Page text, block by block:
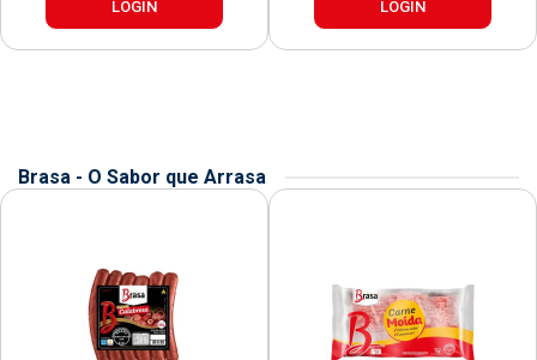
LOGIN LOGIN
Brasa - O Sabor que Arrasa